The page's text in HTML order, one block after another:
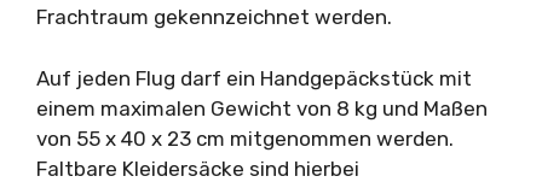
Frachtraum gekennzeichnet werden.
Auf jeden Flug darf ein Handgepäckstück mit
einem maximalen Gewicht von 8 kg und Maßen
von 55 x 40 x 23 cm mitgenommen werden.
Faltbare Kleidersäcke sind hierbei